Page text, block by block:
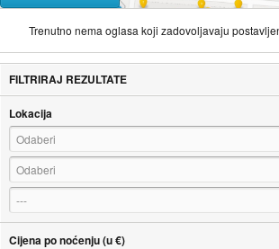
Trenutno nema oglasa koji zadovoljavaju
FILTRIRAJ REZULTATE
Lokacija
Odaberi
Odaberi
---
Cijena po noćenju (u €)